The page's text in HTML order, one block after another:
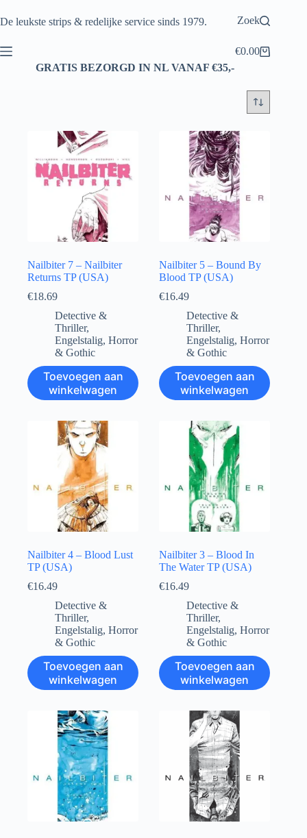
naar
De leukste strips & redelijke service sinds 1979. Zoek
Winkelwagen
€0.00
GRATIS BEZORGD IN NL VANAF €35,-
Nailbiter 7 – Nailbiter
Returns TP (USA)
€18.69
Detective &
Thriller,
Engelstalig, Horror
& Gothic
Toevoegen aan
winkelwagen
Nailbiter 5 – Bound By
Blood TP (USA)
€16.49
Detective &
Thriller,
Engelstalig,Horror
& Gothic
Toevoegen aan
winkelwagen
Nailbiter 4 – Blood Lust
TP (USA)
€16.49
Detective &
Thriller,
Engelstalig, Horror
& Gothic
Toevoegen aan
winkelwagen
Nailbiter 3 – Blood In
The Water TP (USA)
€16.49
Detective &
Thriller,
Engelstalig,Horror
& Gothic
Toevoegen aan
winkelwagen